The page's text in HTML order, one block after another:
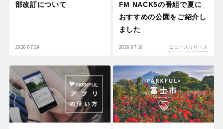
部改訂について
2026.07.29
FM NACK5の番組で夏に
おすすめの公園をご紹介し
ました
2026.07.16 ニュースリリース